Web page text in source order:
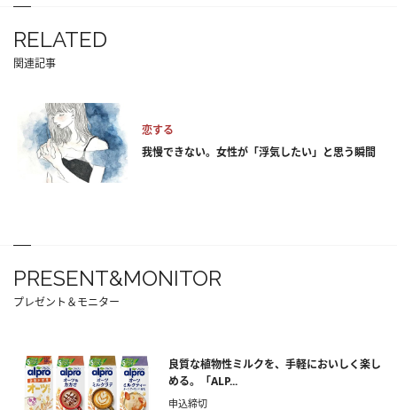
RELATED
関連記事
恋する
我慢できない。女性が「浮気したい」と思う瞬間
PRESENT&MONITOR
プレゼント＆モニター
良質な植物性ミルクを、手軽においしく楽し
める。「ALP...
申込締切